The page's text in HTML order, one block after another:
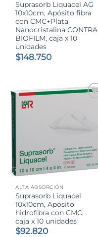
Suprasorb Liquacel AG
10x10cm, Apósito fibra
con CMC+Plata
Nanocristalina CONTRA
BIOFILM, caja x 10
unidades
$148.750
ALTA ABSORCIÓN
Suprasorb Liquacel
10x10cm, Apósito
hidrofibra con CMC,
caja x 10 unidades
$92.820